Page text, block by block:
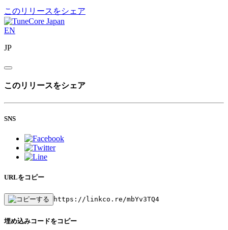
このリリースをシェア
EN
JP
このリリースをシェア
SNS
URLをコピー
https://linkco.re/mbYv3TQ4
埋め込みコードをコピー